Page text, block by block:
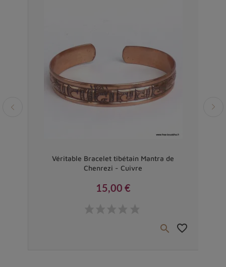
Véritable Bracelet tibétain Mantra de
Chenrezi - Cuivre
15,00 €
 favorite_border